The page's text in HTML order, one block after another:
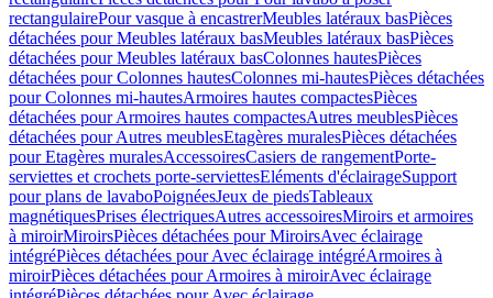
rectangulairePour vasque à encastrerMeubles latéraux basPièces
détachées pour Meubles latéraux basMeubles latéraux basPièces
détachées pour Meubles latéraux basColonnes hautesPièces
détachées pour Colonnes hautesColonnes mi-hautesPièces détachées
pour Colonnes mi-hautesArmoires hautes compactesPièces
détachées pour Armoires hautes compactesAutres meublesPièces
détachées pour Autres meublesEtagères muralesPièces détachées
pour Etagères muralesAccessoiresCasiers de rangementPorte-
serviettes et crochets porte-serviettesEléments d'éclairageSupport
pour plans de lavaboPoignéesJeux de piedsTableaux
magnétiquesPrises électriquesAutres accessoiresMiroirs et armoires
à miroirMiroirsPièces détachées pour MiroirsAvec éclairage
intégréPièces détachées pour Avec éclairage intégréArmoires à
miroirPièces détachées pour Armoires à miroirAvec éclairage